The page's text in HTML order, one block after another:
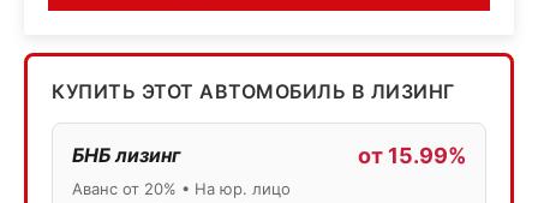
КУПИТЬ ЭТОТ АВТОМОБИЛЬ В ЛИЗИНГ
БНБ лизинг от 15.99%
Аванс от 20% • На юр. лицо